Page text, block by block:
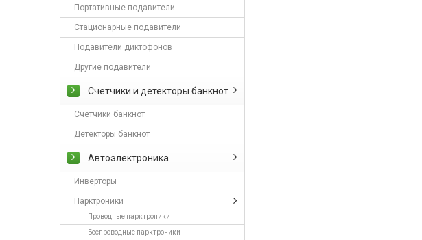
Портативные подавители
Стационарные подавители
Подавители диктофонов
Другие подавители
Счетчики и детекторы банкнот
Счетчики банкнот
Детекторы банкнот
Автоэлектроника
Инверторы
Парктроники
Проводные парктроники
Беспроводные парктроники